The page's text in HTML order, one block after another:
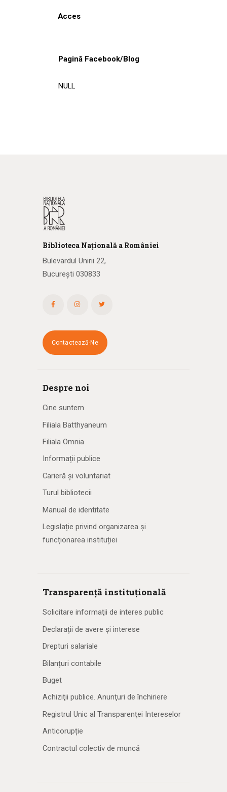
Acces
Pagină Facebook/Blog
NULL
Biblioteca Națională a României
Bulevardul Unirii 22,
București 030833
Contactează-Ne
Despre noi
Cine suntem
Filiala Batthyaneum
Filiala Omnia
Informații publice
Carieră și voluntariat
Turul bibliotecii
Manual de identitate
Legislație privind organizarea și
funcționarea instituției
Transparență instituțională
Solicitare informaţii de interes public
Declarații de avere și interese
Drepturi salariale
Bilanțuri contabile
Buget
Achiziţii publice. Anunţuri de închiriere
Registrul Unic al Transparenţei Intereselor
Anticorupție
Contractul colectiv de muncă